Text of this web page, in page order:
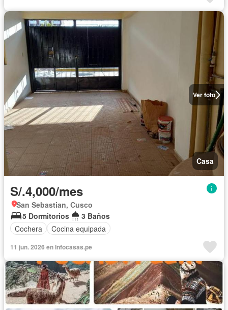
Ver foto
Casa
S/.4,000/mes
San Sebastian, Cusco
5 Dormitorios
3 Baños
Cochera
Cocina equipada
11 jun. 2026 en Infocasas.pe